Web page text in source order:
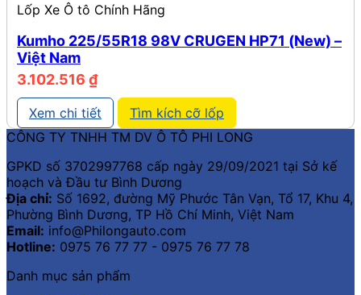
Lốp Xe Ô tô Chính Hãng
Kumho 225/55R18 98V CRUGEN HP71 (New) –
Việt Nam
3.102.516 ₫
Xem chi tiết
Tìm kích cỡ lốp
CÔNG TY TNHH TM DV Ô TÔ PHI LONG
GPKD số 3702997768 cấp ngày 29/09/2021 tại Sở kế
hoạch và Đầu tư Bình Dương
Địa chỉ: Số 1692, đường Mỹ Phước Tân Vạn, Tổ 17, Khu 4,
Phường Bình Dương, TP Hồ Chí Minh, Việt Nam
Email: info@Philongauto.com
Hotline: 0975 76 77 77 - 0975 76 77 78
Danh mục sản phẩm